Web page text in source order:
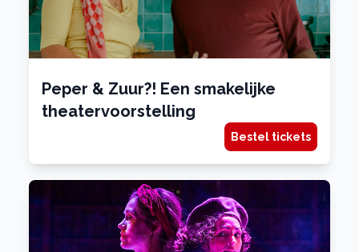
Peper & Zuur?! Een smakelijke
theatervoorstelling
Bestel tickets